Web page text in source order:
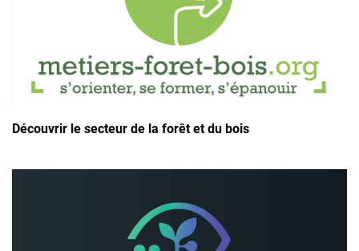
Découvrir le secteur de la forêt et du bois